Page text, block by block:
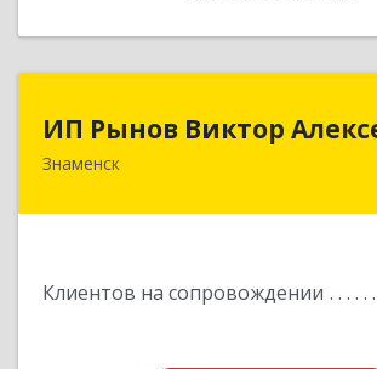
ИП Рынов Виктор
Знаменск
Клиентов на сопровождении